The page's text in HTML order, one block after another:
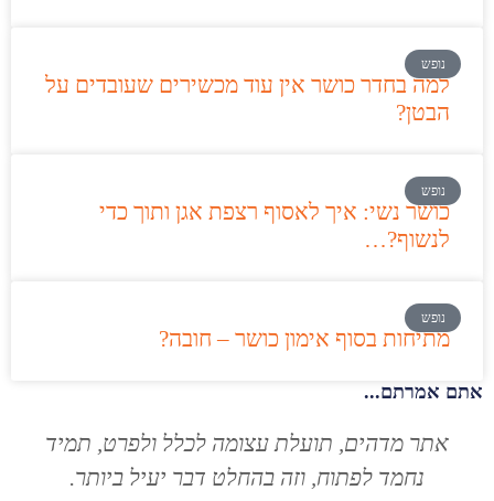
נופש
למה בחדר כושר אין עוד מכשירים שעובדים על
הבטן?
נופש
כושר נשי: איך לאסוף רצפת אגן ותוך כדי
לנשוף?…
נופש
מתיחות בסוף אימון כושר – חובה?
אתם אמרתם...
אתר מדהים, תועלת עצומה לכלל ולפרט, תמיד
נחמד לפתוח, וזה בהחלט דבר יעיל ביותר.